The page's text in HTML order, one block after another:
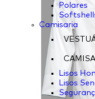
Polares
Camisaria
Lisos
Lisos